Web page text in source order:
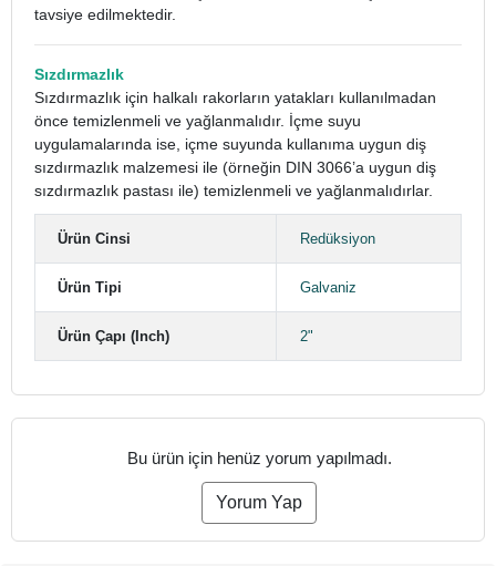
tavsiye edilmektedir.
Sızdırmazlık
Sızdırmazlık için halkalı rakorların yatakları kullanılmadan
önce temizlenmeli ve yağlanmalıdır. İçme suyu
uygulamalarında ise, içme suyunda kullanıma uygun diş
sızdırmazlık malzemesi ile (örneğin DIN 3066’a uygun diş
sızdırmazlık pastası ile) temizlenmeli ve yağlanmalıdırlar.
Ürün Cinsi Redüksiyon
Ürün Tipi Galvaniz
Ürün Çapı (Inch) 2"
Bu ürün için henüz yorum yapılmadı.
Yorum Yap